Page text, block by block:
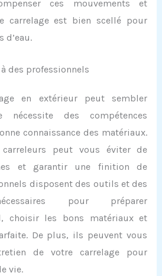
ces mouvements et
carrelage est bien scellé pour
des professionnels
en extérieur peut sembler
des compétences
connaissance des matériaux.
peut vous éviter de
et garantir une finition de
disposent des outils et des
pour préparer
choisir les bons matériaux et
De plus, ils peuvent vous
de votre carrelage pour
vie.